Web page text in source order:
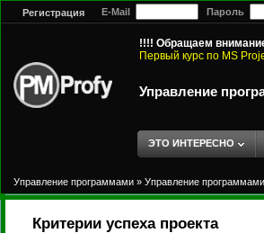
Регистрация E-Mail Пароль
!!!! Обращаем
Первый курс по MS
Управление
ЭТО ИНТЕРЕСНО
Управление программами » Управление
Критерии успеха проекта